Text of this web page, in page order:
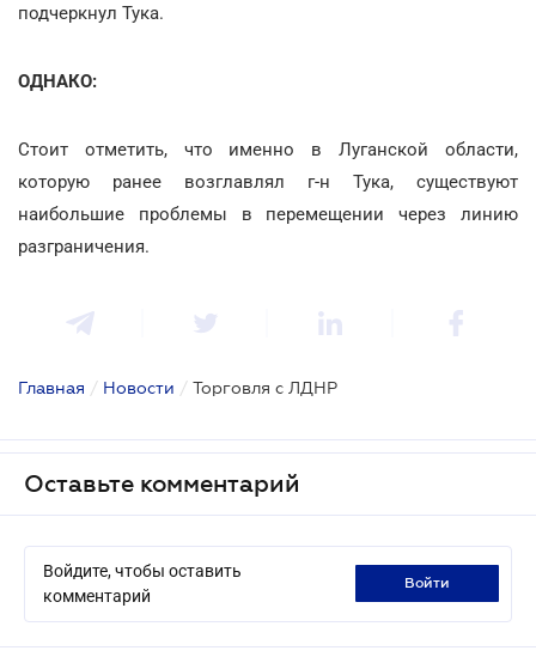
подчеркнул Тука.
ОДНАКО:
Стоит отметить, что именно в Луганской области,
которую ранее возглавлял г-н Тука, существуют
наибольшие проблемы в перемещении через линию
разграничения.
Главная / Новости / Торговля с ЛДНР
Оставьте комментарий
Войдите, чтобы оставить
комментарий
войти